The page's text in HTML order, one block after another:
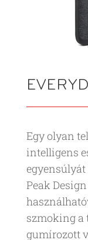
Egy olyan
intelligens
egyensúlyát
Peak
szmoking a
gumírozott